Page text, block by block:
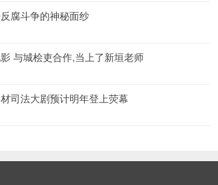
腐斗争的神秘面纱
与城桧吏合作,当上了新垣老师
司法大剧预计明年登上荧幕